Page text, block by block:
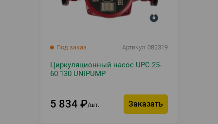
Под заказ Артикул 082319
Циркуляционный насос UPC 25-
60 130 UNIPUMP
5 834 ₽ шт. Заказать